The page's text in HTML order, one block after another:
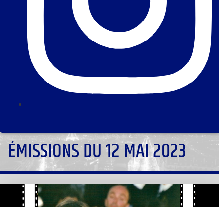
ÉMISSIONS DU 12 MAI 2023